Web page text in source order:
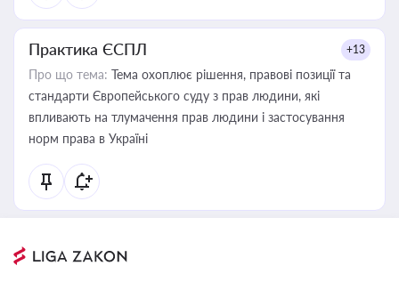
Практика ЄСПЛ +13
Про що тема: Тема охоплює рішення, правові позиції та
стандарти Європейського суду з прав людини, які
впливають на тлумачення прав людини і застосування
норм права в Україні